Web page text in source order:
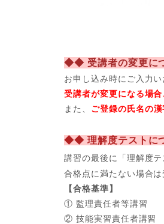
◆◆ 受講者の変更に
お申し込み時にご入力
受講者が変更になる場
また、 ご登録の氏名の
◆◆ 理解度テストに
講習の最後に「理解度テ
合格点に満たない場合
【合格基準】
① 監理責任者等講
② 技能実習責任者講